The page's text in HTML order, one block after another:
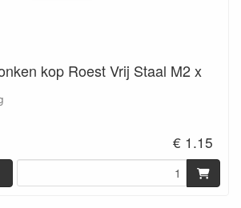
kop Roest Vrij Staal M2 x
€ 1.15